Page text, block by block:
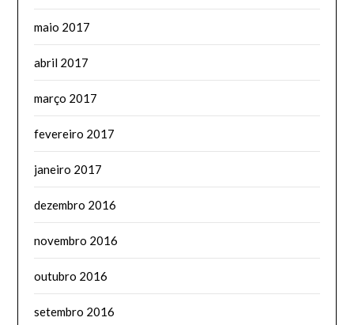
maio 2017
abril 2017
março 2017
fevereiro 2017
janeiro 2017
dezembro 2016
novembro 2016
outubro 2016
setembro 2016